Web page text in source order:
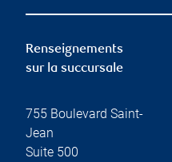
Renseignements
sur la succursale
755 Boulevard Saint-
Jean
Suite 500